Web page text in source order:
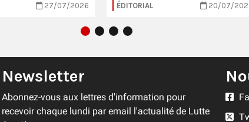
27/07/2026 ÉDITORIAL 20/07/
Newsletter
Abonnez-vous aux lettres d'information pour
recevoir chaque lundi par email l'actualité de Lutte